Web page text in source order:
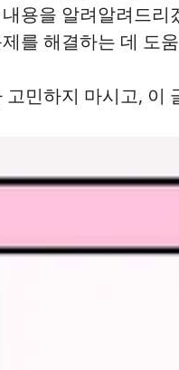
용을 알려알려드
를 해결하는 데 도
고민하지 마시고, 이